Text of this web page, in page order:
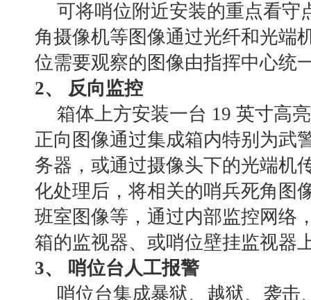
可将哨位附近安装的重点看守
角摄像机等图像通过光纤和光端
位需要观察的图像由指挥中心统
2、 反向监控
箱体上方安装一台 19 英寸高
正向图像通过集成箱内特别为武
务器，或通过摄像头下的光端机
化处理后，将相关的哨兵死角图
班室图像等，通过内部监控网络
箱的监视器、或哨位壁挂监视器
3、 哨位台人工报警
哨位台集成暴狱、越狱、袭击